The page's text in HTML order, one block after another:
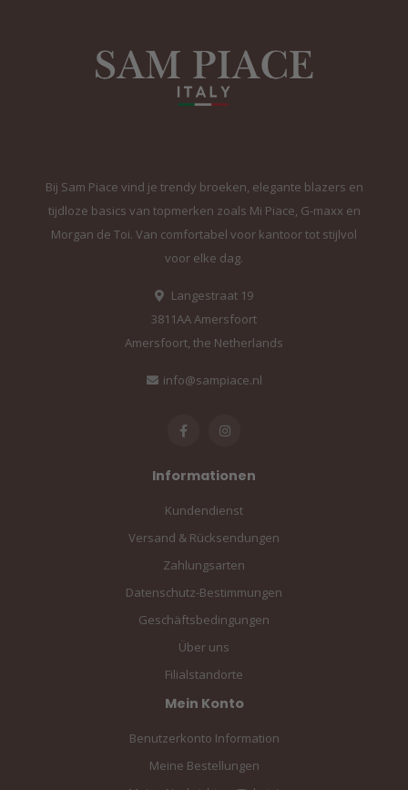
Bij Sam Piace vind je trendy broeken, elegante blazers en
tijdloze basics van topmerken zoals Mi Piace, G-maxx en
Morgan de Toi. Van comfortabel voor kantoor tot stijlvol
voor elke dag.
Langestraat 19
3811AA Amersfoort
Amersfoort, the Netherlands
info@sampiace.nl
Informationen
Kundendienst
Versand & Rücksendungen
Zahlungsarten
Datenschutz-Bestimmungen
Geschäftsbedingungen
Über uns
Filialstandorte
Mein Konto
Benutzerkonto Information
Meine Bestellungen